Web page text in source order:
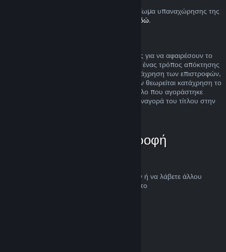
Για μια εξήγηση στο πώς λειτουργεί το δικαίωμα υπαναχώρησης της
πατήστε εδώ.
Οι επιστροφές χρημάτων είναι σχεδιασμένες για να αφαιρέσουν το
ρίσκο της αγοράς τίτλων στο Steam και όχι ένας τρόπος απόκτησης
δωρεάν παιχνιδιών. Αν φανεί ότι κάνετε κατάχρηση των επιστροφών,
θα σταματήσουν να σας προσφέρονται. Δεν θεωρείται κατάχρηση το
αίτημα για επιστροφή χρημάτων σε έναν τίτλο που αγοράστηκε
ακριβώς πριν μια έκπτωση και η άμεση επαναγορά του τίτλου στην
Πώς να ζητήσετε επιστροφή
Μπορείτε να ζητήσετε επιστροφή χρημάτων ή να λάβετε άλλου
είδους βοήθεια για τις αγορές Steam σας στο